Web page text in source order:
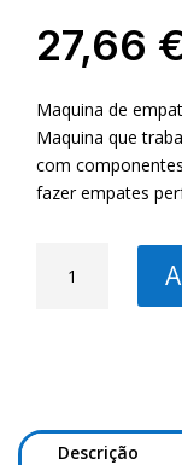
27,66
Maquina de
Maquina que
com
fazer empates
Descrição